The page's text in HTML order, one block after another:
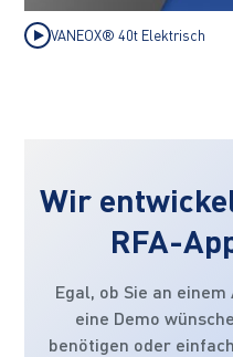
VANEOX® 40t Elektrisch
Wir
RFA-
Egal, ob Sie an
eine Demo
benötigen oder